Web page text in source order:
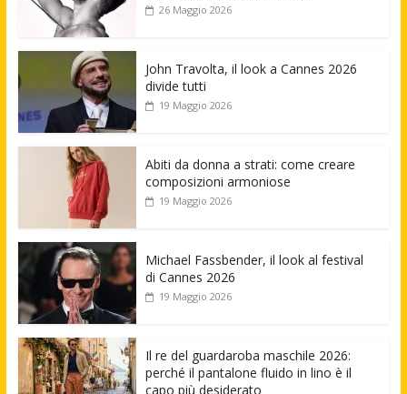
26 Maggio 2026
John Travolta, il look a Cannes 2026
divide tutti
19 Maggio 2026
Abiti da donna a strati: come creare
composizioni armoniose
19 Maggio 2026
Michael Fassbender, il look al festival
di Cannes 2026
19 Maggio 2026
Il re del guardaroba maschile 2026:
perché il pantalone fluido in lino è il
capo più desiderato